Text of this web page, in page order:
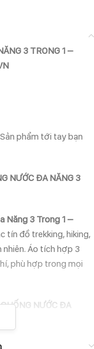
3 TRONG 1 –
phẩm tới tay bạn
NƯỚC ĐA NĂNG 3
Năng 3 Trong 1 –
tín đồ trekking, hiking,
Áo tích hợp 3
phù hợp trong mọi
NƯỚC ĐA
đối, chống gió hiệu